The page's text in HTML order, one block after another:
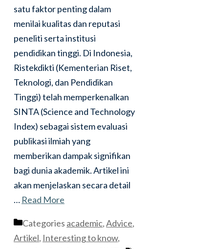
satu faktor penting dalam
menilai kualitas dan reputasi
peneliti serta institusi
pendidikan tinggi. Di Indonesia,
Ristekdikti (Kementerian Riset,
Teknologi, dan Pendidikan
Tinggi) telah memperkenalkan
SINTA (Science and Technology
Index) sebagai sistem evaluasi
publikasi ilmiah yang
memberikan dampak signifikan
bagi dunia akademik. Artikel ini
akan menjelaskan secara detail
… Read More
Categories academic,Advice,
Artikel, Interesting to know,